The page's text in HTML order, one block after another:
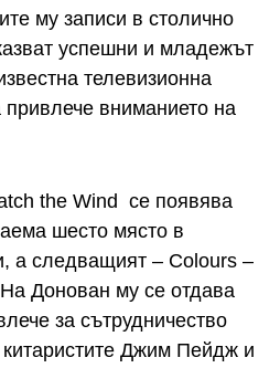
му записи в столично
успешни и младежът
телевизионна
вниманието на
the Wind се появява
шесто място в
а следващият – Colours –
Донован му се отдава
за сътрудничество
китаристите Джим Пейдж и